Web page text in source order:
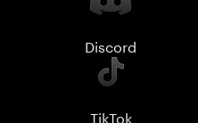
Discord
TikTok